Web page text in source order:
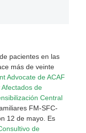
pacientes en las
más de veinte
Advocate de ACAF
de
Central
FM-SFC-
12 de mayo. Es
de